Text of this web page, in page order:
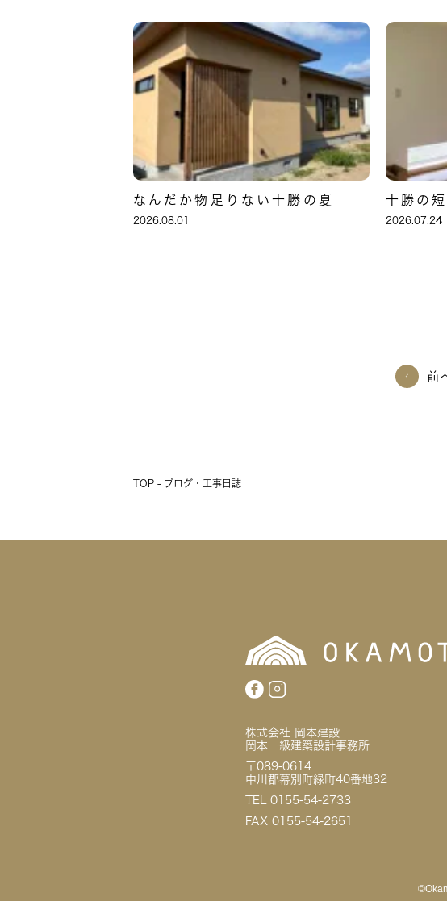
なんだか物足りない十勝の夏
2026.08.01
十勝の
2026.07.24
前
TOP - ブログ・工事日誌
株式会社 岡本建設
岡本一級建築設計事務所
〒089-0614
中川郡幕別町緑町40番地32
TEL 0155-54-2733
FAX 0155-54-2651